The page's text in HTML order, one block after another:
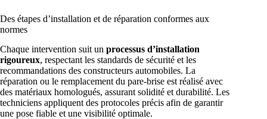
Des étapes d’installation et de réparation conformes aux
normes
Chaque intervention suit un processus d’installation
rigoureux, respectant les standards de sécurité et les
recommandations des constructeurs automobiles. La
réparation ou le remplacement du pare-brise est réalisé avec
des matériaux homologués, assurant solidité et durabilité. Les
techniciens appliquent des protocoles précis afin de garantir
une pose fiable et une visibilité optimale.